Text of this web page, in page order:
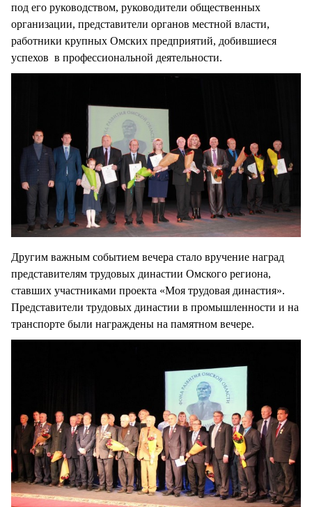
под его руководством, руководители общественных
организации, представители органов местной власти,
работники крупных Омских предприятий, добившиеся
успехов в профессиональной деятельности.
Другим важным событием вечера стало вручение наград
представителям трудовых династии Омского региона,
ставших участниками проекта «Моя трудовая династия».
Представители трудовых династии в промышленности и на
транспорте были награждены на памятном вечере.